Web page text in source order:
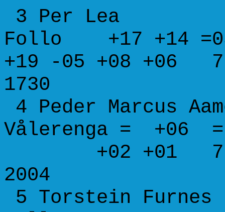
3 Per
Follo +17 +14
+19 -05 +08 +06
1730
4 Peder
Vålerenga =
+02 +01 7.0
2004
5 Torstein